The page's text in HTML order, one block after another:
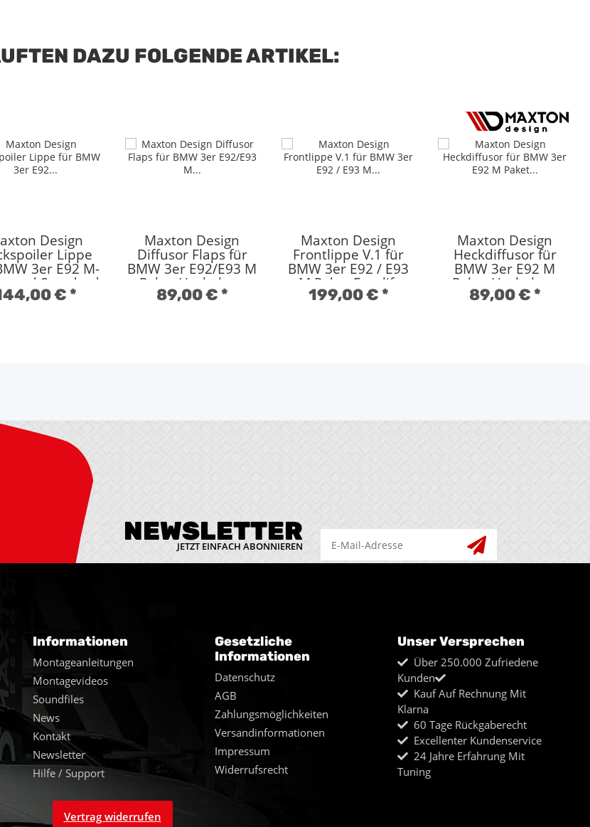
DAZU FOLGENDE ARTIKEL:
Design
Lippe
3er E92 M-
und Standard
schwarz
€*
Maxton Design
Diffusor Flaps für
BMW 3er E92/E93 M
Paket Hochglanz
schwarz
89,00 €*
Maxton Design
Frontlippe V.1 für
BMW 3er E92 / E93
M Paket Facelift
Hochglanz schwarz
199,00 €*
Maxton Design
Heckdiffusor für
BMW 3er E92 M
Paket Hochglanz
schwarz
89,00 €*
NEWSLETTER
JETZT EINFACH ABONNIEREN
Informationen
Montageanleitungen
Montagevideos
Soundfiles
News
Kontakt
Newsletter
Hilfe / Support
Gesetzliche
Informationen
Datenschutz
AGB
Zahlungsmöglichkeiten
Versandinformationen
Impressum
Widerrufsrecht
Unser Versprechen
Über 250.000 Zufriedene
Kunden
Kauf Auf Rechnung Mit
Klarna
60 Tage Rückgaberecht
Excellenter Kundenservice
24 Jahre Erfahrung Mit
Tuning
Vertrag widerrufen